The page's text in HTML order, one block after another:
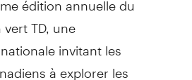
TD, une
invitant les
à explorer les